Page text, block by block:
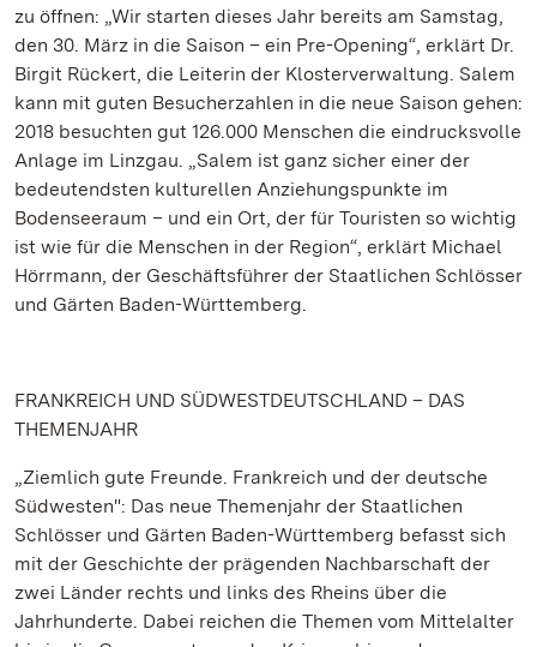
zu öffnen: „Wir starten dieses Jahr bereits am Samstag,
den 30. März in die Saison – ein Pre-Opening“, erklärt Dr.
Birgit Rückert, die Leiterin der Klosterverwaltung. Salem
kann mit guten Besucherzahlen in die neue Saison gehen:
2018 besuchten gut 126.000 Menschen die eindrucksvolle
Anlage im Linzgau. „Salem ist ganz sicher einer der
bedeutendsten kulturellen Anziehungspunkte im
Bodenseeraum – und ein Ort, der für Touristen so wichtig
ist wie für die Menschen in der Region“, erklärt Michael
Hörrmann, der Geschäftsführer der Staatlichen Schlösser
und Gärten Baden-Württemberg.
FRANKREICH UND SÜDWESTDEUTSCHLAND – DAS
THEMENJAHR
„Ziemlich gute Freunde. Frankreich und der deutsche
Südwesten": Das neue Themenjahr der Staatlichen
Schlösser und Gärten Baden-Württemberg befasst sich
mit der Geschichte der prägenden Nachbarschaft der
zwei Länder rechts und links des Rheins über die
Jahrhunderte. Dabei reichen die Themen vom Mittelalter